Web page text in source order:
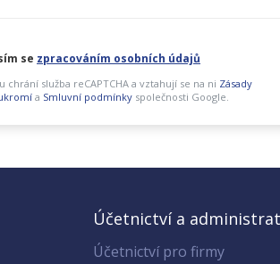
se zpracováním osobních údajů
chrání služba reCAPTCHA a vztahují se na ni Zásady
a Smluvní podmínky společnosti Google.
Účetnictví a
Účetnictví pro firmy